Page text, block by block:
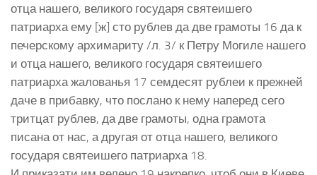
отца нашего, великого государя святеишего
патриарха ему [ж] сто рублев да две грамоты 16 да к
печерскому архимариту /л. 3/ к Петру Могиле нашего
и отца нашего, великого государя святеишего
патриарха жалованья 17 семдесят рублеи к прежней
даче в прибавку, что послано к нему наперед сего
тритцат рублев, да две грамоты, одна грамота
писана от нас, а другая от отца нашего, великого
государя святеишего патриарха 18.